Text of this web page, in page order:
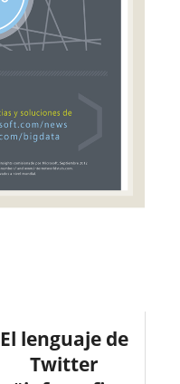
El lenguaje de
Twitter